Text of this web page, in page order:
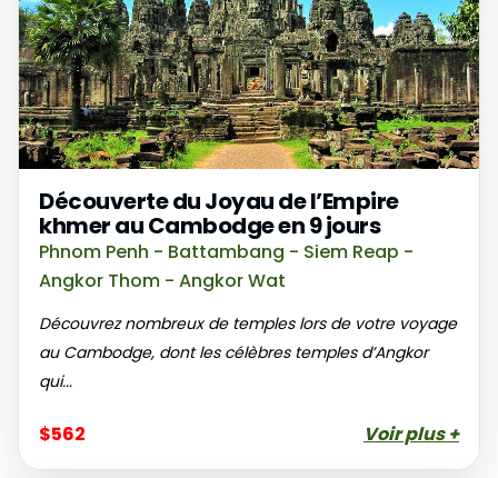
Découverte du Joyau de l’Empire
khmer au Cambodge en 9 jours
Phnom Penh - Battambang - Siem Reap -
Angkor Thom - Angkor Wat
Découvrez nombreux de temples lors de votre voyage
au Cambodge, dont les célèbres temples d’Angkor
qui...
$562 Voir plus +